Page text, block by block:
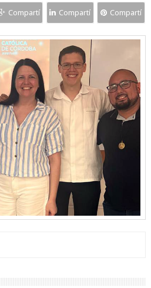
Compartí Compartí Compartí